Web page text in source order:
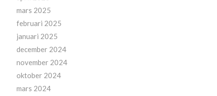
mars 2025
februari 2025
januari 2025
december 2024
november 2024
oktober 2024
mars 2024